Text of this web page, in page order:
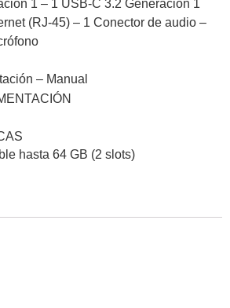
1 – 1 USB-C 3.2 Generación 1
(RJ-45) – 1 Conector de audio –
– Manual
hasta 64 GB (2 slots)